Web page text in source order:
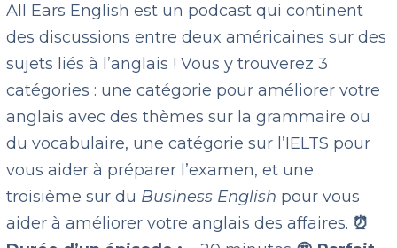
All Ears English est un podcast qui continent
des discussions entre deux américaines sur des
sujets liés à l’anglais ! Vous y trouverez 3
catégories : une catégorie pour améliorer votre
anglais avec des thèmes sur la grammaire ou
du vocabulaire, une catégorie sur l’IELTS pour
vous aider à préparer l’examen, et une
troisième sur du Business English pour vous
aider à améliorer votre anglais des affaires. ⏰